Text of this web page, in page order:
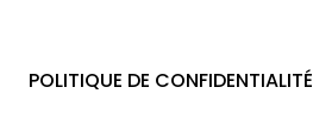
POLITIQUE DE CONFIDENTIALITÉ